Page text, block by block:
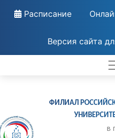
Расписание
Версия сайта
ФИЛИАЛ
в